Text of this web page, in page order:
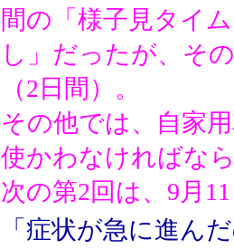
間の「様子見タイ
し」だったが、そ
（2日間）。
その他では、自家
使かわなければな
次の第2回は、9月
「症状が急に進ん